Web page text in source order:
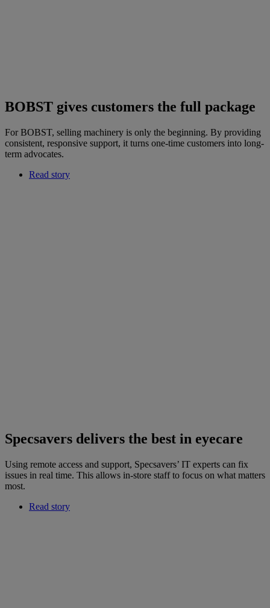
BOBST gives customers the full package
For BOBST, selling machinery is only the beginning. By providing
consistent, responsive support, it turns one-time customers into long-
term advocates.
Read story
Specsavers delivers the best in eyecare
Using remote access and support, Specsavers’ IT experts can fix
issues in real time. This allows in-store staff to focus on what matters
most.
Read story